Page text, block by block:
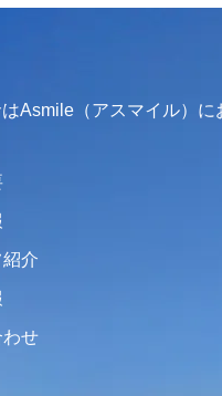
Asmile（アスマイル）に
介
わせ